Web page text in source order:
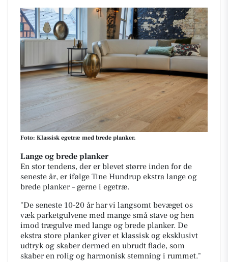
Foto: Klassisk egetræ med brede planker.
Lange og brede planker
En stor tendens, der er blevet større inden for de
seneste år, er ifølge Tine Hundrup ekstra lange og
brede planker – gerne i egetræ.
"De seneste 10-20 år har vi langsomt bevæget os
væk parketgulvene med mange små stave og hen
imod trægulve med lange og brede planker. De
ekstra store planker giver et klassisk og eksklusivt
udtryk og skaber dermed en ubrudt flade, som
skaber en rolig og harmonisk stemning i rummet."